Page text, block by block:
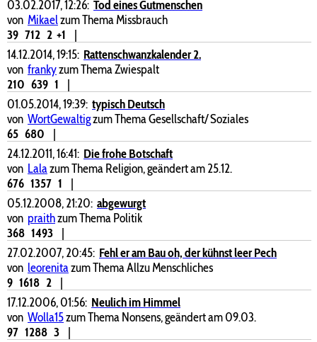
03.02.2017, 12:26: Tod eines Gutmenschen
von Mikaelzum Thema Missbrauch
39 712 2 +1
|
14.12.2014, 19:15: Rattenschwanzkalender 2.
von frankyzum Thema Zwiespalt
210 639 1
|
01.05.2014, 19:39: typisch Deutsch
von WortGewaltigzum Thema Gesellschaft/ Soziales
65 680
|
24.12.2011, 16:41: Die frohe Botschaft
von Lalazum Thema Religion, geändert am 25.12.
676 1357 1
|
05.12.2008, 21:20: abgewurgt
von praithzum Thema Politik
368 1493
|
27.02.2007, 20:45: Fehl er am Bau oh, der kühnst leer Pech
von leorenitazum Thema Allzu Menschliches
9 1618 2
|
17.12.2006, 01:56: Neulich im Himmel
von Wolla15zum Thema Nonsens, geändert am 09.03.
97 1288 3 |